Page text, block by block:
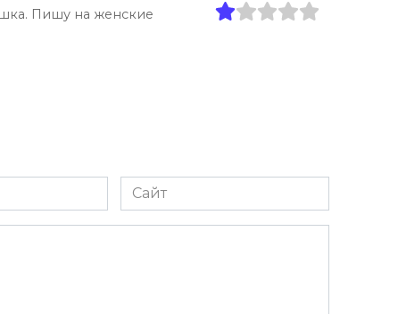
Пишу на женские
Сайт